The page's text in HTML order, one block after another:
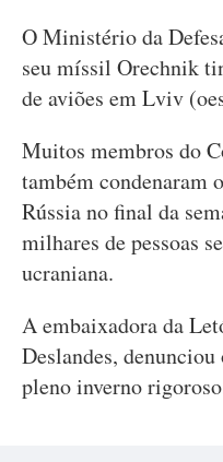
O Ministério da
seu míssil Orechnik
de aviões em Lviv
Muitos membros do
também condenaram
Rússia no final da
milhares de pessoas
ucraniana.
A embaixadora da
Deslandes,
pleno inverno